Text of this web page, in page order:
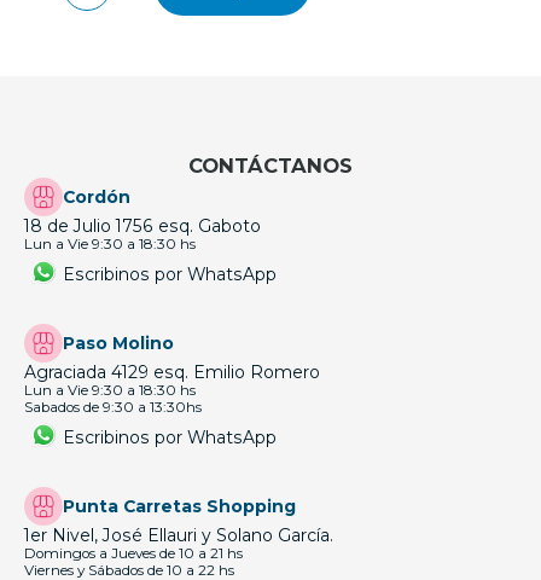
CONTÁCTANOS
Cordón
18 de Julio 1756 esq. Gaboto
Lun a Vie 9:30 a 18:30 hs
Escribinos por WhatsApp
Paso Molino
Agraciada 4129 esq. Emilio Romero
Lun a Vie 9:30 a 18:30 hs
Sabados de 9:30 a 13:30hs
Escribinos por WhatsApp
Punta Carretas Shopping
1er Nivel, José Ellauri y Solano García.
Domingos a Jueves de 10 a 21 hs
Viernes y Sábados de 10 a 22 hs